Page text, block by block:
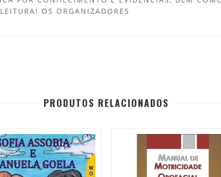
OS ORGANIZADORES
PRODUTOS RELACIONADOS